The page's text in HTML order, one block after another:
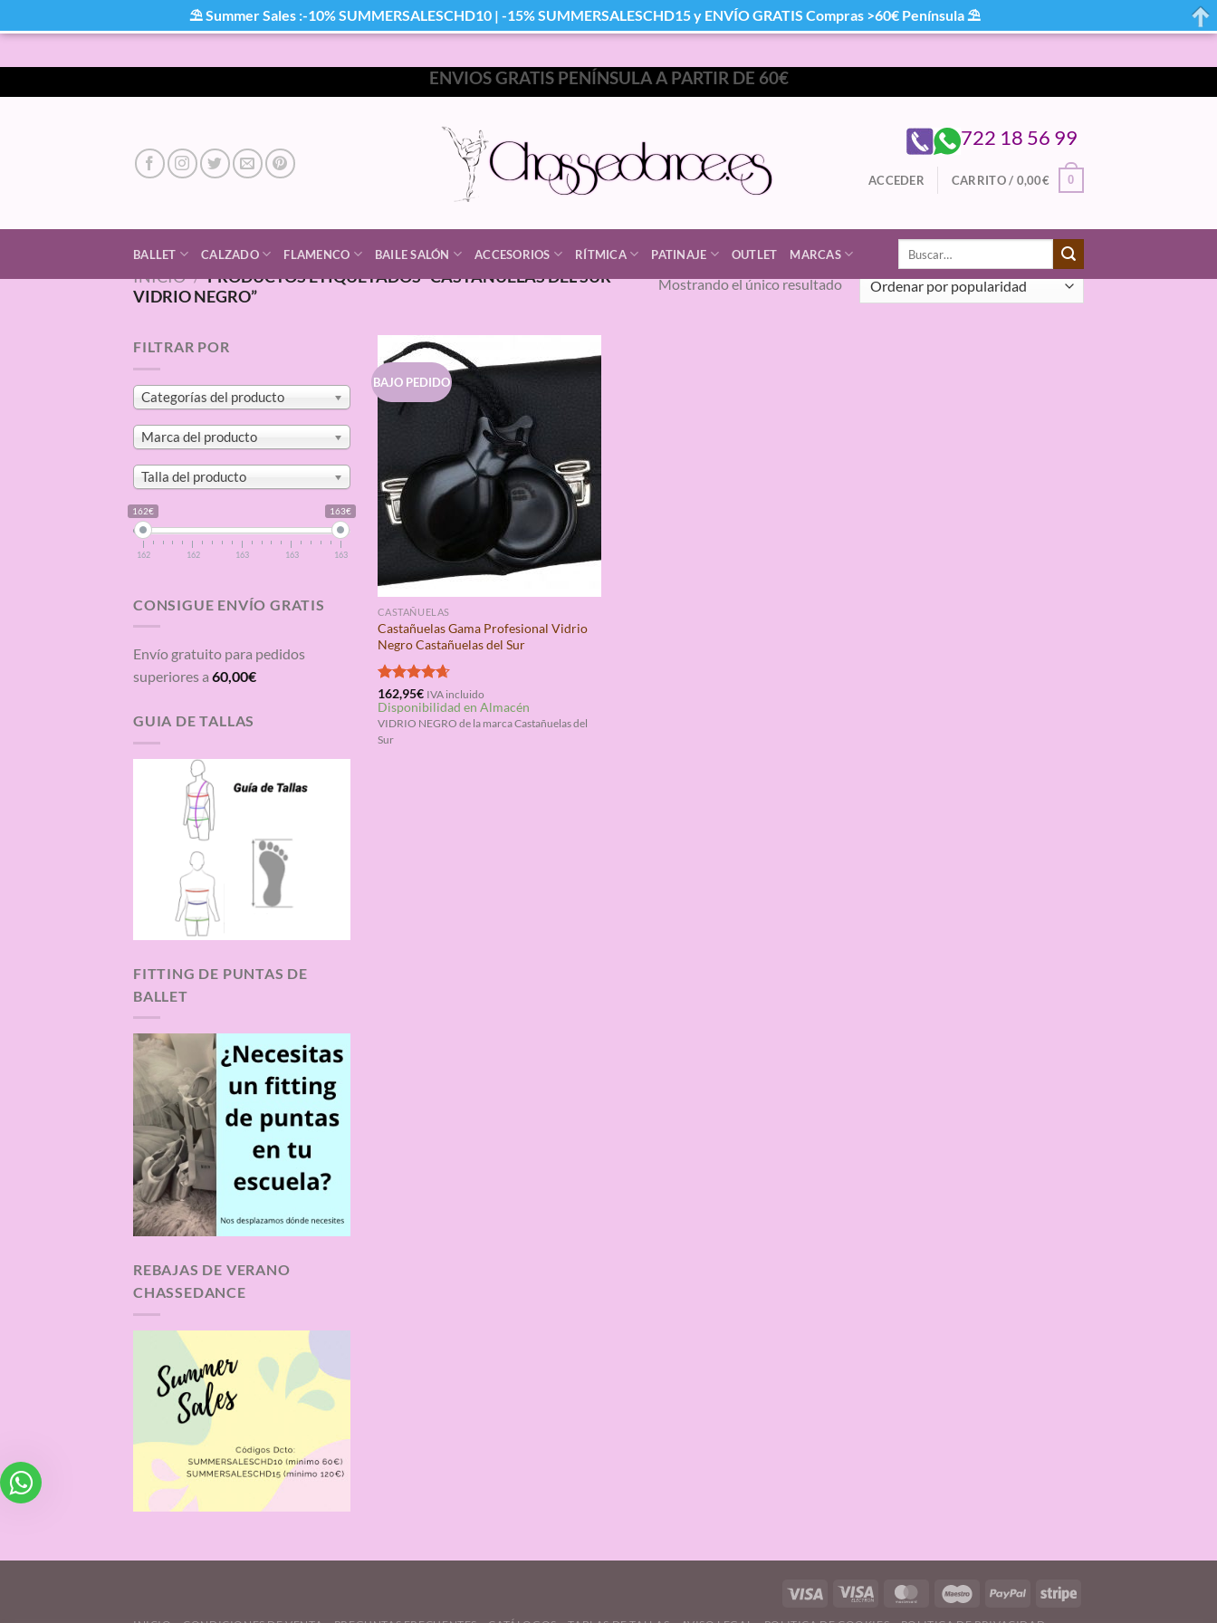
al
ENVIOS GRATIS PENÍNSULA A PARTIR DE 60€
722 18 56 99
ACCEDER CARRITO / 0,00€ 0
BALLET CALZADO FLAMENCO BAILE SALÓN ACCESORIOS RÍTMICA PATINAJE OUTLET MARCAS
Buscar
INICIO / PRODUCTOS ETIQUETADOS “CASTAÑUELAS DEL SUR
VIDRIO NEGRO”
Mostrando el único resultado
FILTRAR POR
Categorías del producto
Marca del producto
Talla del producto
162€ 163€
162 162 163 163 163
CONSIGUE ENVÍO GRATIS
Envío gratuito para pedidos
superiores a 60,00€
GUIA DE TALLAS
FITTING DE PUNTAS DE
BALLET
REBAJAS DE VERANO
CHASSEDANCE
BAJO PEDIDO
CASTAÑUELAS
Castañuelas Gama Profesional Vidrio
Negro Castañuelas del Sur
Valorado
con4.67
de 5
162,95€ IVA incluido
Disponibilidad en Almacén
VIDRIO NEGRO de la marca Castañuelas del
Sur
⛱ Summer Sales :-10% SUMMERSALESCHD10 | -15% SUMMERSALESCHD15 y ENVÍO GRATIS Compras >60€ Península ⛱